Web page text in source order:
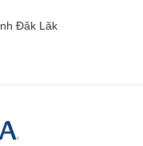
Đăk Lăk